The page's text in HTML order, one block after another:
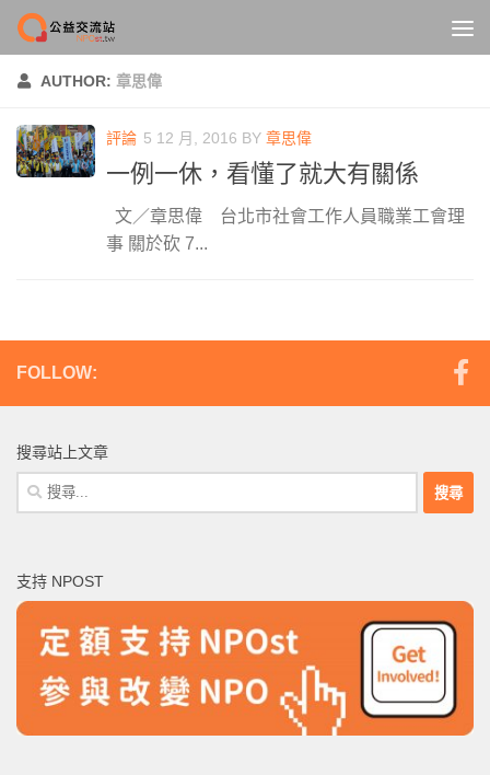
Skip to content
AUTHOR: 章思偉
評論 5 12 月, 2016 BY 章思偉
一例一休，看懂了就大有關係
文／章思偉 台北市社會工作人員職業工會理
事 關於砍 7...
FOLLOW:
搜尋站上文章
搜
尋
字:
支持 NPOST